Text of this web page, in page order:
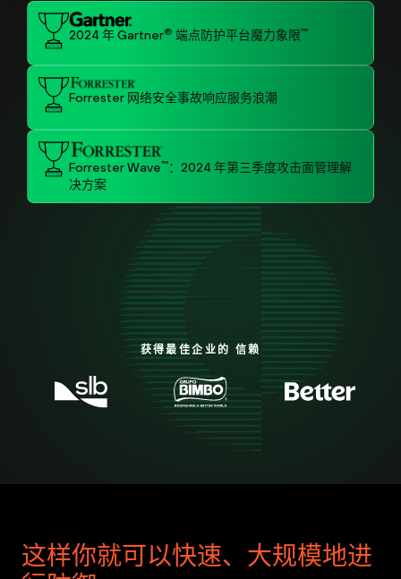
2024 年 Gartner® 端点防护平台魔力象限™
Forrester 网络安全事故响应服务浪潮
Forrester Wave™：2024 年第三季度攻击面管理解
决方案
获得最佳企业的 信赖
这样你就可以快速、大规模地进